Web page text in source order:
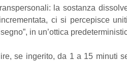
la sostanza
ci si percepisce
in un’ottica
se ingerito, da 1 a 15 minuti